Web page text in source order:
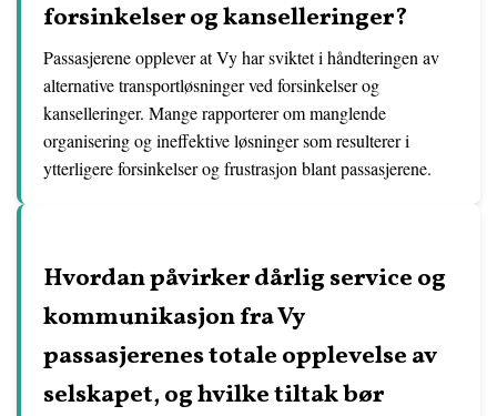
forsinkelser og kanselleringer?
Passasjerene opplever at Vy har sviktet i håndteringen av
alternative transportløsninger ved forsinkelser og
kanselleringer. Mange rapporterer om manglende
organisering og ineffektive løsninger som resulterer i
ytterligere forsinkelser og frustrasjon blant passasjerene.
Hvordan påvirker dårlig service og
kommunikasjon fra Vy
passasjerenes totale opplevelse av
selskapet, og hvilke tiltak bør